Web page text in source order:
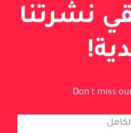
نشرتنا
Don't miss